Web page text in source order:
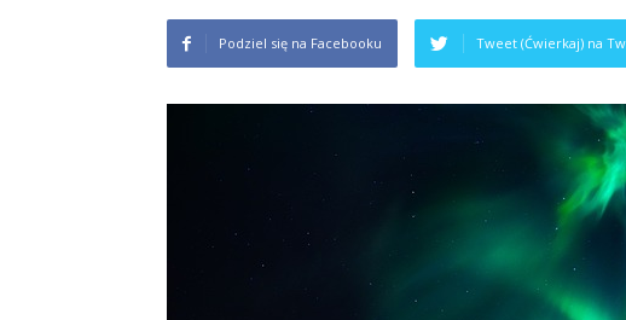
Podziel się na Facebooku Tweet (Ćwierkaj) na